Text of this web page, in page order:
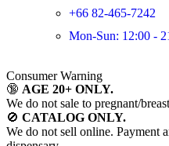
+66 82-465-7242
Mon-Sun: 12:00 -
Consumer Warning
🔞 AGE 20+ ONLY.
We do not sale to pregnant/
🚫 CATALOG ONLY.
We do not sell online. Payment